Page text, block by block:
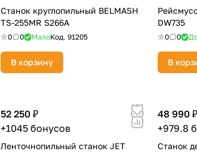
Станок круглопильный BELMASH
TS-255MR S266A
0 0 МалоКод. 91205
В корзину
DW735
0 0
В
52 250 ₽
+1045 бонусов
Ленточнопильный станок JET
48 990 ₽
+979.8
Станок